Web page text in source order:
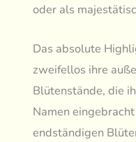
oder als
Das absolute
zweifellos ihre
Blütenstände, die
Namen
endständigen